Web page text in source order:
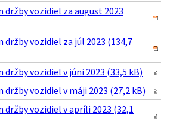
držby vozidiel za august 2023
držby vozidiel za júl 2023 (134,7
vozidiel v júni 2023 (33,5 kB)
vozidiel v máji 2023 (27,2 kB)
držby vozidiel v apríli 2023 (32,1